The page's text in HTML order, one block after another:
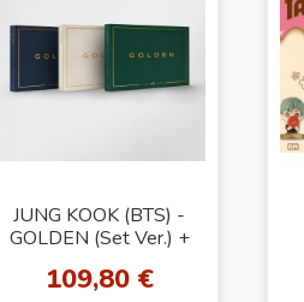
JUNG KOOK (BTS) -
GOLDEN (Set Ver.) +
109,80 €